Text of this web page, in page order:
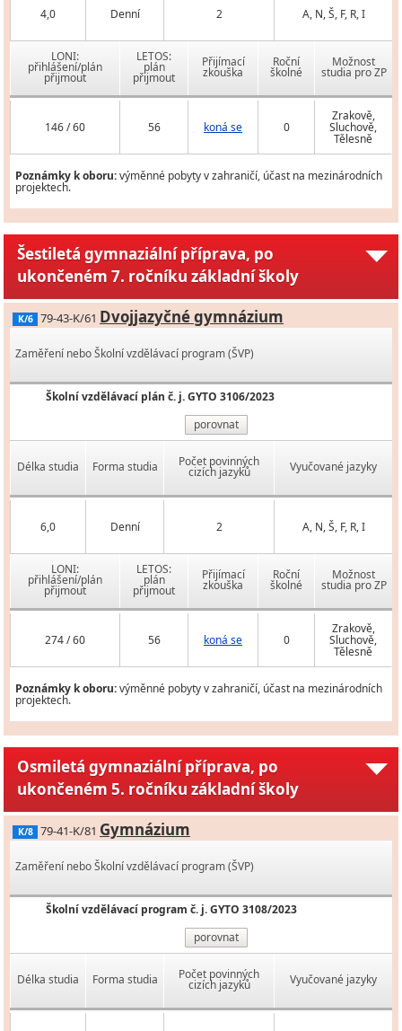
4,0 Denní 2 A, N, Š, F, R, I
LONI:
přihlášení/plán
přijmout
LETOS:
plán
přijmout
Přijímací
zkouška
Roční
školné
Možnost
studia pro ZP
146 / 60 56 koná se 0
Zrakově,
Sluchově,
Tělesně
Poznámky k oboru:výměnné pobyty v zahraničí, účast na mezinárodních
projektech.
Šestiletá gymnaziální příprava, po
ukončeném 7. ročníku základní školy
K/6 79-43-K/61 Dvojjazyčné gymnázium
Zaměření nebo Školní vzdělávací program (ŠVP)
Školní vzdělávací plán č. j. GYTO 3106/2023
porovnat
Délka studia Forma studia Počet povinných
cizích jazyků Vyučované jazyky
6,0 Denní 2 A, N, Š, F, R, I
LONI:
přihlášení/plán
přijmout
LETOS:
plán
přijmout
Přijímací
zkouška
Roční
školné
Možnost
studia pro ZP
274 / 60 56 koná se 0
Zrakově,
Sluchově,
Tělesně
Poznámky k oboru:výměnné pobyty v zahraničí, účast na mezinárodních
projektech.
Osmiletá gymnaziální příprava, po
ukončeném 5. ročníku základní školy
K/8 79-41-K/81 Gymnázium
Zaměření nebo Školní vzdělávací program (ŠVP)
Školní vzdělávací program č. j. GYTO 3108/2023
porovnat
Délka studia Forma studia Počet povinných
cizích jazyků Vyučované jazyky